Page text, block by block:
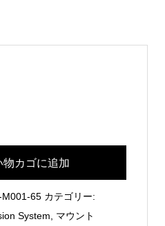
物カゴに追加
65 カテゴリー:
System マウント